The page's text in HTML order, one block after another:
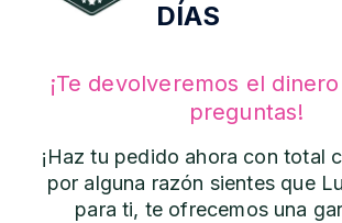
DÍAS
¡Te devolveremos el
preguntas!
¡Haz tu pedido ahora con total
por alguna razón sientes que
para ti, te ofrecemos una